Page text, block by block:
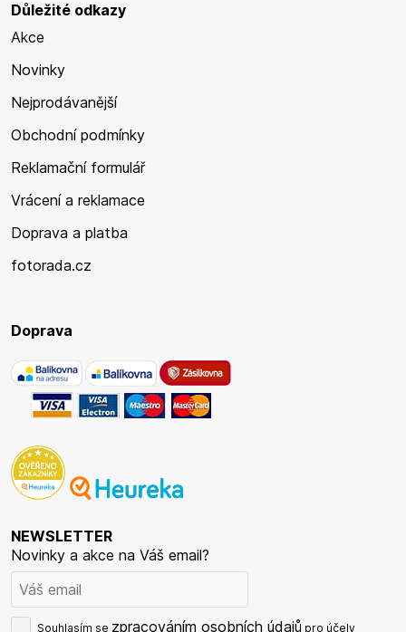
Důležité odkazy
Akce
Novinky
Nejprodávanější
Obchodní podmínky
Reklamační formulář
Vrácení a reklamace
Doprava a platba
fotorada.cz
Doprava
NEWSLETTER
Novinky a akce na Váš email?
Souhlasím se zpracováním osobních údajů pro účely